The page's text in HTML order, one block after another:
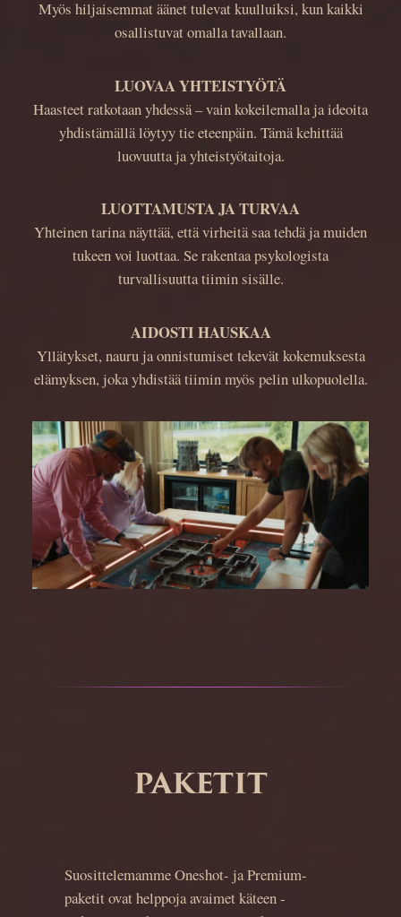
Myös hiljaisemmat äänet tulevat kuulluiksi, kun kaikki
osallistuvat omalla tavallaan.
LUOVAA YHTEISTYÖTÄ
Haasteet ratkotaan yhdessä – vain kokeilemalla ja ideoita
yhdistämällä löytyy tie eteenpäin. Tämä kehittää
luovuutta ja yhteistyötaitoja.
LUOTTAMUSTA JA TURVAA
Yhteinen tarina näyttää, että virheitä saa tehdä ja muiden
tukeen voi luottaa. Se rakentaa psykologista
turvallisuutta tiimin sisälle.
AIDOSTI HAUSKAA
Yllätykset, nauru ja onnistumiset tekevät kokemuksesta
elämyksen, joka yhdistää tiimin myös pelin ulkopuolella.
PAKETIT
Suosittelemamme Oneshot- ja Premium-
paketit ovat helppoja avaimet käteen -